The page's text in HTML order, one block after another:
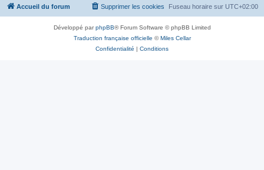
Accueil du forum Fuseau horaire sur UTC+02:00
Supprimer les cookies
Développé parphpBB® Forum Software © phpBB Limited
Traduction française officielle ©Miles Cellar
Confidentialité | Conditions